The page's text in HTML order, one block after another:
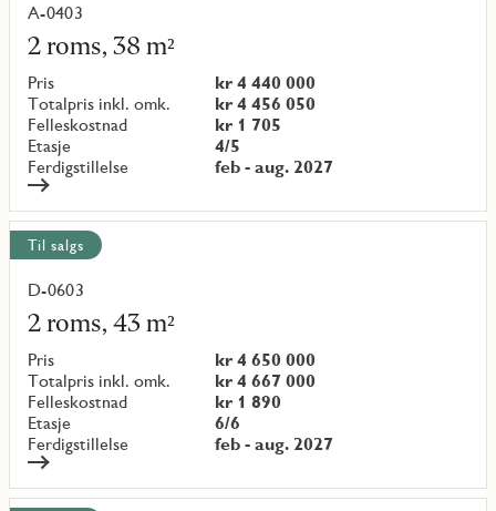
A-0403
2 roms, 38 m²
Pris
kr 4 440 000
Totalpris inkl. omk.
kr 4 456 050
Felleskostnad
kr 1 705
Etasje
4/5
Ferdigstillelse
feb - aug. 2027
Les
mer
om
objekt
{objectNumber}
Til salgs
D-0603
2 roms, 43 m²
Pris
kr 4 650 000
Totalpris inkl. omk.
kr 4 667 000
Felleskostnad
kr 1 890
Etasje
6/6
Ferdigstillelse
feb - aug. 2027
Les
mer
om
objekt
{objectNumber}